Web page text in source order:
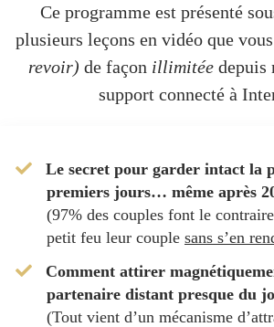
Ce programme est présenté
plusieurs leçons en vidéo que
revoir) de façon illimitéedepuis
support connecté à
Le secret pour garder intact la
premiers jours… même après
(97% des couples font le
petit feu leur couple sans s’en
Comment attirer
partenaire distant presque du
(Tout vient d’un mécanisme